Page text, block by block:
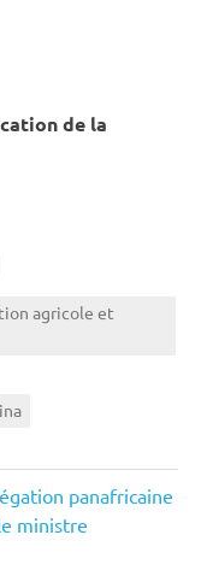
de la
agricole et
panafricaine
ministre